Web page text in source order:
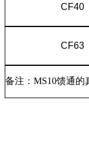
CF40
CF63
备注：MS10馈通